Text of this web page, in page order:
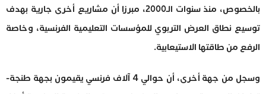
بالخصوص، منذ سنوات الـ2000، مبرزا أن مشاريع أخرى جارية بهدف
توسيع نطاق العرض التربوي للمؤسسات التعليمية الفرنسية، وخاصة
الرفع من طاقتها الاستيعابية.
وسجل من جهة أخرى، أن حوالي 4 آلاف فرنسي يقيمون بجهة طنجة-